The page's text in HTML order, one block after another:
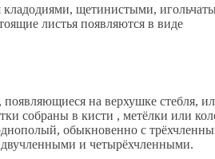
кладодиями, щетинистыми,
листья появляются в виде
на верхушке стебля,
собраны в кисти , метёлки или
обыкновенно с
и четырёхчленными.